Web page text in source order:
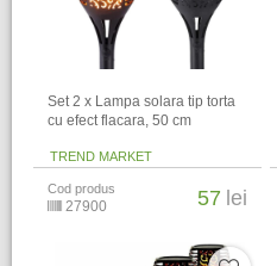
Set 2 x Lampa solara tip torta
cu efect flacara, 50 cm
TREND MARKET
Cod produs
27900 57 lei